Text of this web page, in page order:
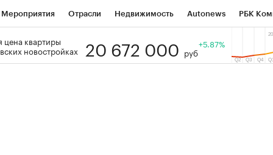
Мероприятия Отрасли Недвижимость Autonews РБК
РБК Образование Тренды
цена квартиры
новостройках
20 672 000 руб
+5.87%